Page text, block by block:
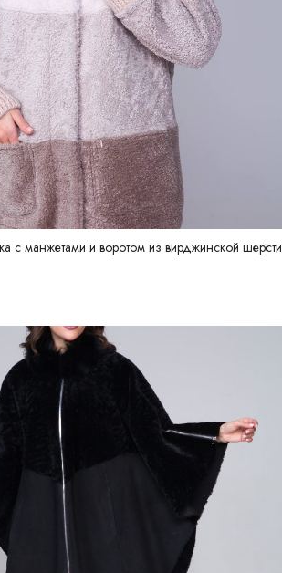
с манжетами и воротом из вирджинской шерсти